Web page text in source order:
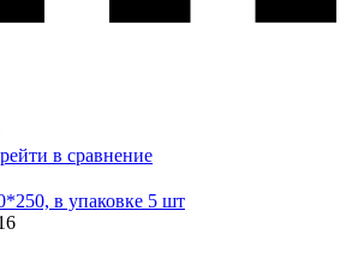
в сравнение
в упаковке 5 шт